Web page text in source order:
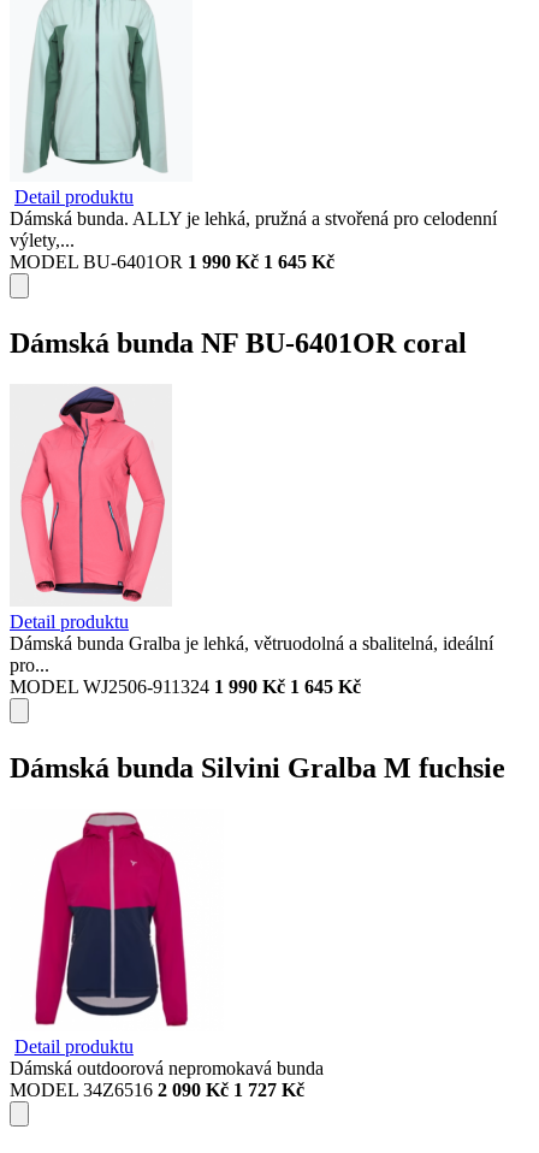
Detail produktu
Dámská bunda. ALLY je lehká, pružná a stvořená pro celodenní
výlety,...
MODEL BU-6401OR 1 990 Kč 1 645 Kč
Dámská bunda NF BU-6401OR coral
Detail produktu
Dámská bunda Gralba je lehká, větruodolná a sbalitelná, ideální
pro...
MODEL WJ2506-911324 1 990 Kč 1 645 Kč
Dámská bunda Silvini Gralba M fuchsie
Detail produktu
Dámská outdoorová nepromokavá bunda
MODEL 34Z6516 2 090 Kč 1 727 Kč